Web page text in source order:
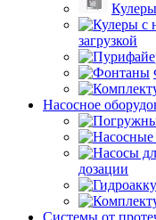
загрузкой
Насосное
дозации
Системы от